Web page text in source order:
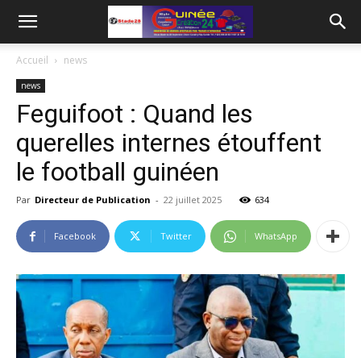
Accueil news
news
Feguifoot : Quand les
querelles internes étouffent
le football guinéen
Par Directeur de Publication - 22 juillet 2025 634
Facebook Twitter WhatsApp